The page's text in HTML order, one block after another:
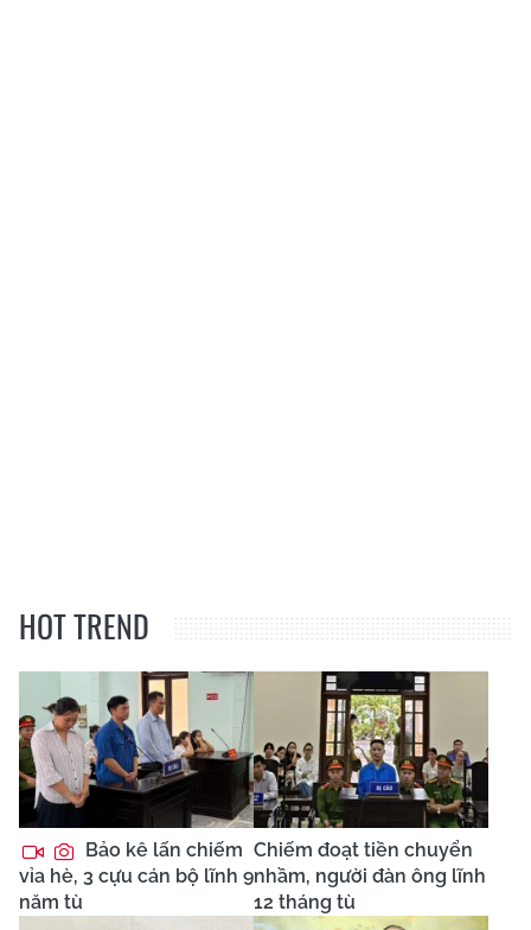
HOT TREND
Bảo kê lấn chiếm
vỉa hè, 3 cựu cán bộ lĩnh 9
năm tù
Chiếm đoạt tiền chuyển
nhầm, người đàn ông lĩnh
12 tháng tù